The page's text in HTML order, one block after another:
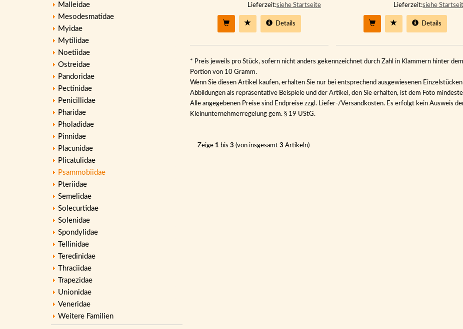
Malleidae
Mesodesmatidae
Myidae
Mytilidae
Noetiidae
Ostreidae
Pandoridae
Pectinidae
Penicillidae
Pharidae
Pholadidae
Pinnidae
Placunidae
Plicatulidae
Psammobiidae
Pteriidae
Semelidae
Solecurtidae
Solenidae
Spondylidae
Tellinidae
Teredinidae
Thraciidae
Trapezidae
Unionidae
Veneridae
Weitere Familien
Lieferzeit:siehe Startseite
Details
Lieferzeit:siehe
Details
* Preis jeweils pro Stück, sofern nicht anders gekennzeichnet durch Zahl in Klammern hinter
Portion von 10 Gramm.
Wenn Sie diesen Artikel kaufen, erhalten Sie nur bei entsprechend ausgewiesenen
Abbildungen als repräsentative Beispiele und der Artikel, den Sie erhalten, ist dem Foto
Alle angegebenen Preise sind Endpreise zzgl. Liefer-/Versandkosten. Es erfolgt kein Ausweis
Kleinunternehmerregelung gem. § 19 UStG.
Zeige 1 bis 3 (von insgesamt 3 Artikeln)